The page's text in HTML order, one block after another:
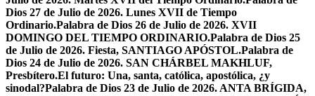
Dios 27 de Julio de 2026. Lunes XVII de Tiempo
Ordinario.Palabra de Dios 26 de Julio de 2026. XVII
DOMINGO DEL TIEMPO ORDINARIO.Palabra de Dios 25
de Julio de 2026. Fiesta, SANTIAGO APÓSTOL.Palabra de
Dios 24 de Julio de 2026. SAN CHÁRBEL MAKHLUF,
Presbítero.El futuro: Una, santa, católica, apostólica, ¿y
sinodal?Palabra de Dios 23 de Julio de 2026. ANTA BRÍGIDA,